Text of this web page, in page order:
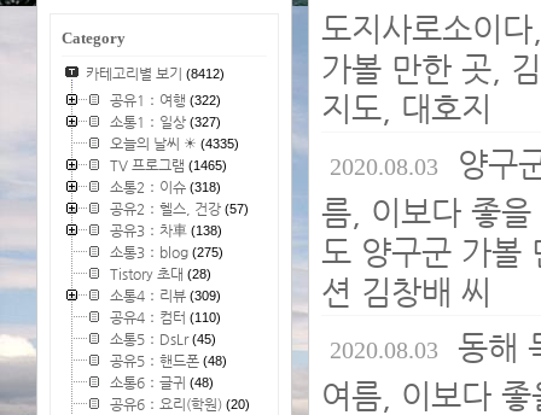
Category
카테고리별 보기 (8412)
공유1：여행 (322)
소통1：일상 (327)
오늘의 날씨 ☀ (4335)
TV 프로그램 (1465)
소통2：이슈 (318)
공유2：헬스, 건강 (57)
공유3：차車 (138)
소통3：blog (275)
Tistory 초대 (28)
소통4：리뷰 (309)
공유4：컴터 (110)
소통5：DsLr(45)
공유5：핸드폰 (48)
소통6：글귀 (48)
공유6：요리(학원) (20)
도지사로소이
가볼 만한 곳,
지도, 대호지
2020.08.03 양구
름, 이보다 좋
도 양구군 가볼
션 김창배 씨
2020.08.03 동해
여름, 이보다